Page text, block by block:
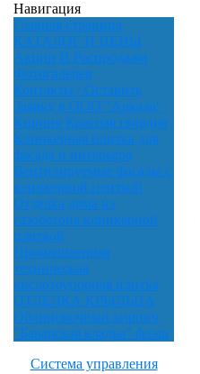
Навигация
Главная страница
КАТАЛОГ И ЦЕНЫ
Акции И Распродажи
Фотогалерея
Контакты / Оставить
Заявку в ООО "Аркада"
Кирпич Красная гвардия
Клинкерная плитка для
фасада и интерьера
Вентилируемые фасады с
клинкерной плиткой
Отделка дома из
газобетона клинкерной
плиткой
Промышленная
техническая
кислотоупорная плитка
ОТДЕЛКА КРЫЛЬЦА
Облицовочный кирпич
"Баварская кладка" флэш
Система управления